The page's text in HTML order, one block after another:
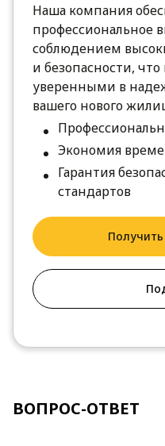
Наша компания
профессиональное
соблюдением
и безопасности,
уверенными в
вашего нового
Экономия
Гарантия
стандартов
ВОПРОС-ОТВЕТ